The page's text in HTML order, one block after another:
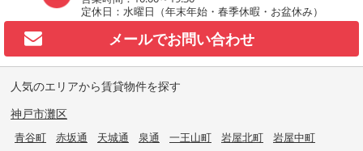
定休日：水曜日（年末年始・春季休暇・お盆休み）
メールでお問い合わせ
人気のエリアから賃貸物件を探す
神戸市灘区
青谷町 赤坂通 天城通 泉通 一王山町 岩屋北町
岩屋中町